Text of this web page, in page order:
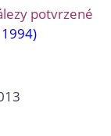
potvrzené